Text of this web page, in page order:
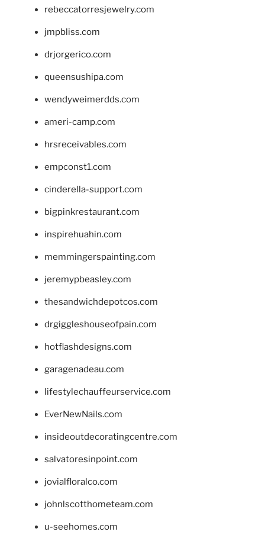
rebeccatorresjewelry.com
jmpbliss.com
drjorgerico.com
queensushipa.com
wendyweimerdds.com
ameri-camp.com
hrsreceivables.com
empconst1.com
cinderella-support.com
bigpinkrestaurant.com
inspirehuahin.com
memmingerspainting.com
jeremypbeasley.com
thesandwichdepotcos.com
drgiggleshouseofpain.com
hotflashdesigns.com
garagenadeau.com
lifestylechauffeurservice.com
EverNewNails.com
insideoutdecoratingcentre.com
salvatoresinpoint.com
jovialfloralco.com
johnlscotthometeam.com
u-seehomes.com